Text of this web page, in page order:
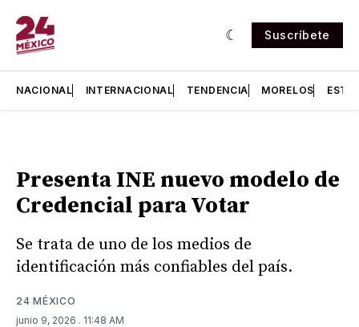
Suscríbete
NACIONAL INTERNACIONAL TENDENCIA MORELOS
Presenta INE nuevo modelo de
Credencial para Votar
Se trata de uno de los medios de
identificación más confiables del país.
24 MÉXICO
junio 9, 2026 . 11:48 AM